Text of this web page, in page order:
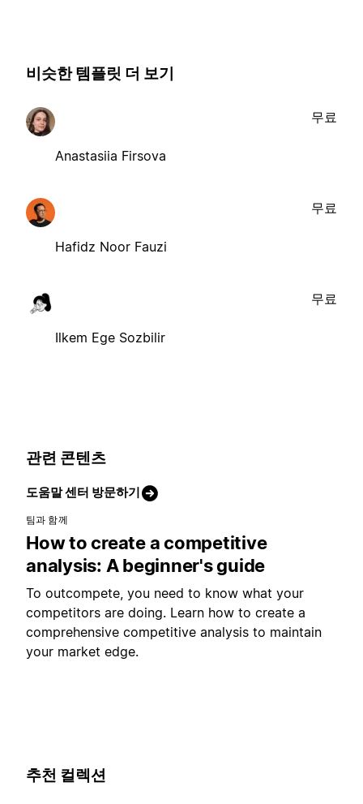
비슷한 템플릿 더 보기
Anastasiia Firsova
무료
Hafidz Noor Fauzi
무료
Ilkem Ege Sozbilir
무료
관련 콘텐츠
도움말 센터 방문하기
팀과 함께
How to create a competitive
analysis: A beginner's guide
To outcompete, you need to know what your
competitors are doing. Learn how to create a
comprehensive competitive analysis to maintain
your market edge.
추천 컬렉션